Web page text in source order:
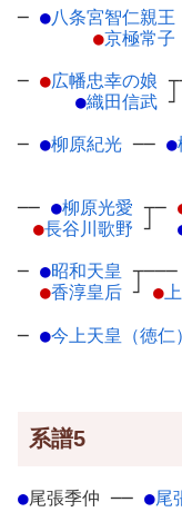
─ ●八条宮智仁親王
●京極常子
─ ●広幡忠幸の娘 ┬
●織田信武 ┘
─ ●柳原紀光 ── ●
── ●柳原光愛 ┬
●長谷川歌野 ┘
─
─ ●昭和天皇 ┬
●香淳皇后 ┘
───
●
─ ●今上天皇（徳仁）
系譜5
●尾張季仲 ── ●尾